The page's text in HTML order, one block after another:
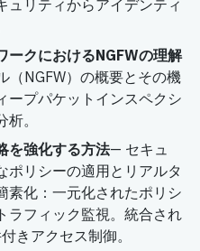
ュリティからアイデンティ
ークにおけるNGFWの理解
（NGFW）の概要とその機
ープパケットインスペクシ
。
を強化する方法— セキュ
ポリシーの適用とリアルタ
素化：一元化されたポリシ
ラフィック監視。統合され
きアクセス制御。